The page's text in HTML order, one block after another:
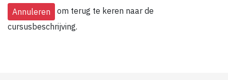
om terug te keren naar de
cursusbeschrijving.